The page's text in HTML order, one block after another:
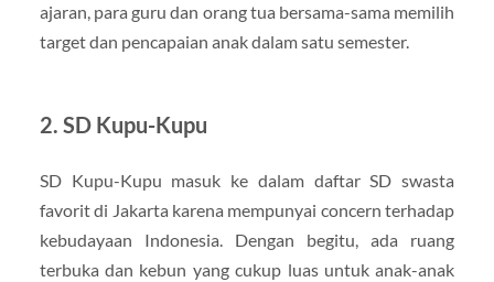
ajaran, para guru dan orang tua bersama-sama memilih
target dan pencapaian anak dalam satu semester.
2. SD Kupu-Kupu
SD Kupu-Kupu masuk ke dalam daftar SD swasta
favorit di Jakarta karena mempunyai concern terhadap
kebudayaan Indonesia. Dengan begitu, ada ruang
terbuka dan kebun yang cukup luas untuk anak-anak